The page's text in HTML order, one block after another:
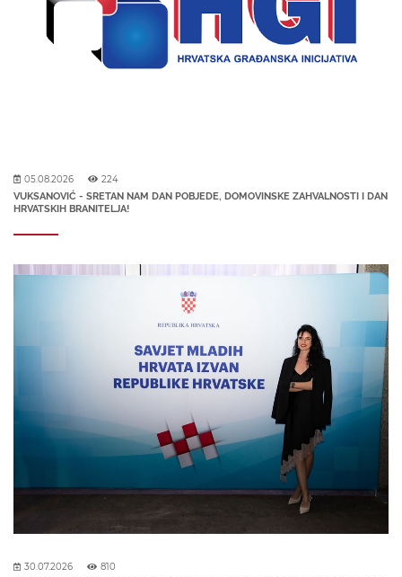
05.08.2026 224
VUKSANOVIĆ - SRETAN NAM DAN POBJEDE, DOMOVINSKE ZAHVALNOSTI I DAN
HRVATSKIH BRANITELJA!
30.07.2026 810